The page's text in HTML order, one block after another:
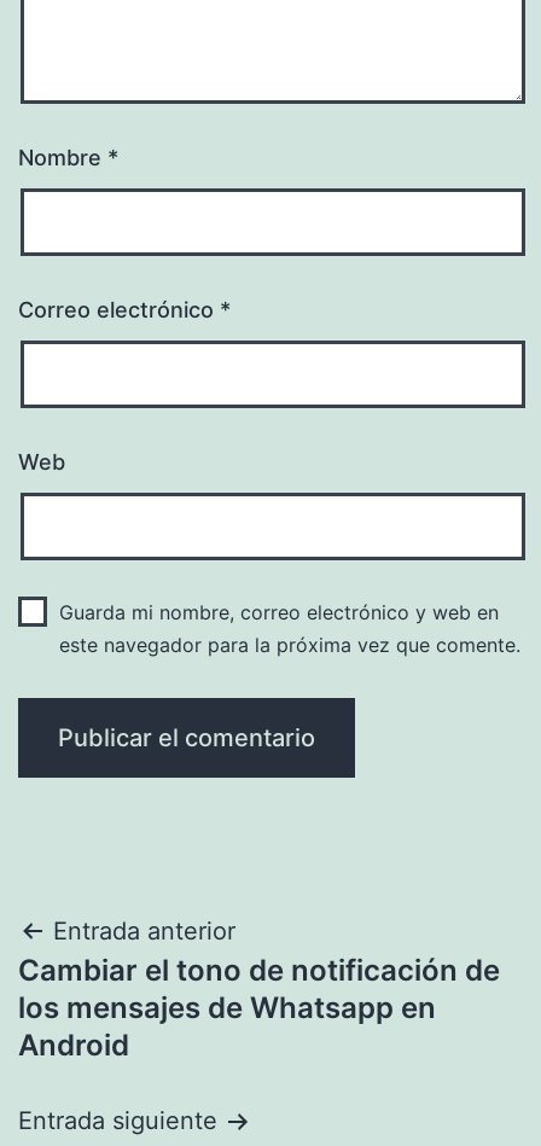
Nombre *
Correo electrónico *
Web
Guarda mi nombre, correo electrónico y web en
este navegador para la próxima vez que comente.
Navegación
de
entradas
Entrada anterior
Cambiar el tono de notificación de
los mensajes de Whatsapp en
Android
Entrada siguiente